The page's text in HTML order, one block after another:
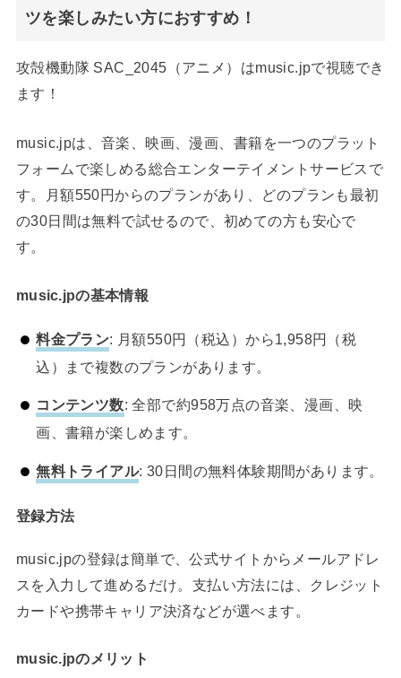
ツを楽しみたい方におすすめ！
攻殻機動隊 SAC_2045（アニメ）はmusic.jpで視聴でき
ます！
music.jpは、音楽、映画、漫画、書籍を一つのプラット
フォームで楽しめる総合エンターテイメントサービスで
す。月額550円からのプランがあり、どのプランも最初
の30日間は無料で試せるので、初めての方も安心で
す。
music.jpの基本情報
料金プラン: 月額550円（税込）から1,958円（税
込）まで複数のプランがあります。
コンテンツ数: 全部で約958万点の音楽、漫画、映
画、書籍が楽しめます。
無料トライアル: 30日間の無料体験期間があります。
登録方法
music.jpの登録は簡単で、公式サイトからメールアドレ
スを入力して進めるだけ。支払い方法には、クレジット
カードや携帯キャリア決済などが選べます。
music.jpのメリット